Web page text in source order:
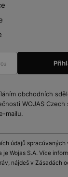
obchodních
WOJAS
mailu.
údajů spracúvaných
je Wojas S.A. Více
nájdeš v Zásadách